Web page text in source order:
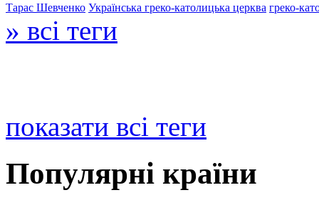
Тарас Шевченко Українська греко-католицька церква греко-
» всі теги
показати всі теги
Популярні країни